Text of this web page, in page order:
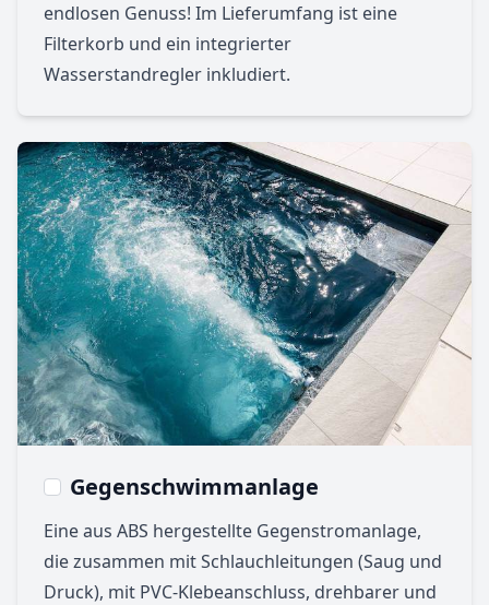
endlosen Genuss! Im Lieferumfang ist eine
Filterkorb und ein integrierter
Wasserstandregler inkludiert.
Gegenschwimmanlage
Eine aus ABS hergestellte Gegenstromanlage,
die zusammen mit Schlauchleitungen (Saug und
Druck), mit PVC-Klebeanschluss, drehbarer und